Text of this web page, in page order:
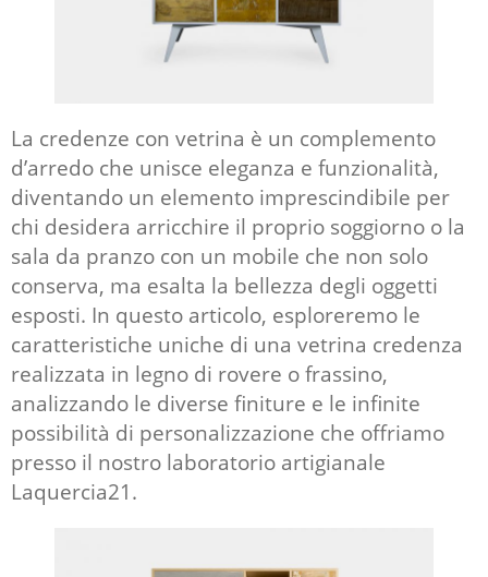
La credenze con vetrina è un complemento
d’arredo che unisce eleganza e funzionalità,
diventando un elemento imprescindibile per
chi desidera arricchire il proprio soggiorno o la
sala da pranzo con un mobile che non solo
conserva, ma esalta la bellezza degli oggetti
esposti. In questo articolo, esploreremo le
caratteristiche uniche di una vetrina credenza
realizzata in legno di rovere o frassino,
analizzando le diverse finiture e le infinite
possibilità di personalizzazione che offriamo
presso il nostro laboratorio artigianale
Laquercia21.